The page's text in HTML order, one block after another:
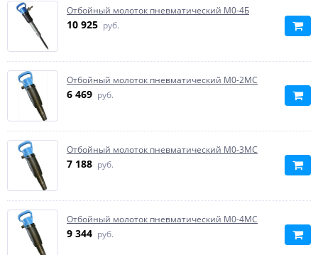
Отбойный молоток пневматический М0-4Б
10 925 руб.
Отбойный молоток пневматический М0-2МС
6 469 руб.
Отбойный молоток пневматический М0-3МС
7 188 руб.
Отбойный молоток пневматический М0-4МС
9 344 руб.